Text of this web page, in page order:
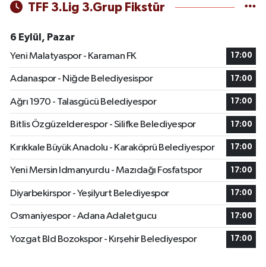
TFF 3.Lig 3.Grup Fikstür
6 Eylül, Pazar
Yeni Malatyaspor - Karaman FK
17:00
Adanaspor - Niğde Belediyesispor 17:00
Ağrı 1970 - Talasgücü Belediyespor 17:00
Bitlis Özgüzelderespor - Silifke Belediyespor 17:00
Kırıkkale Büyük Anadolu - Karaköprü Belediyespor 17:00
Yeni Mersin Idmanyurdu - Mazıdağı Fosfatspor 17:00
Diyarbekirspor - Yeşilyurt Belediyespor 17:00
Osmaniyespor - Adana Adaletgucu 17:00
Yozgat Bld Bozokspor - Kırşehir Belediyespor 17:00